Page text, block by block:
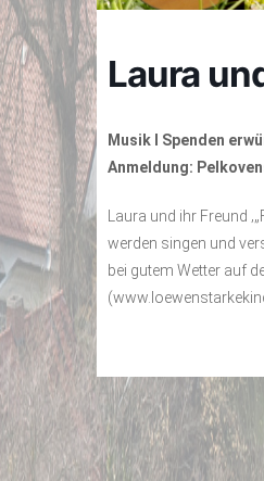
Laura
Musik I Spenden
Anmeldung:
Laura und ihr Freund
werden singen und
bei gutem Wetter auf